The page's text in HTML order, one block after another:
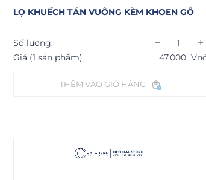
LỌ KHUẾCH TÁN VUÔNG KÈM KHOEN GỖ
Số lượng: − +
Giá (1 sản phẩm) 47.000
THÊM VÀO GIỎ HÀNG